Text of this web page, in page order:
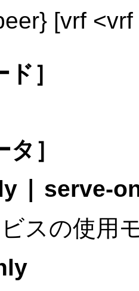
[vrf
］
タ］
serve-
スの使用